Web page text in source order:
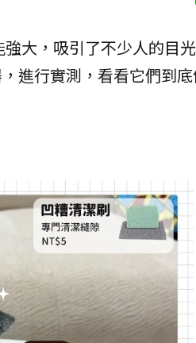
大，吸引了不少人的目
進行實測，看看它們到